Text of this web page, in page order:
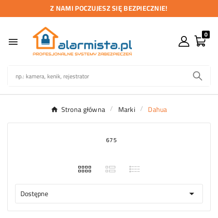
Z NAMI POCZUJESZ SIĘ BEZPIECZNIE!

0
Strona główna Marki Dahua
675
Dostępne 